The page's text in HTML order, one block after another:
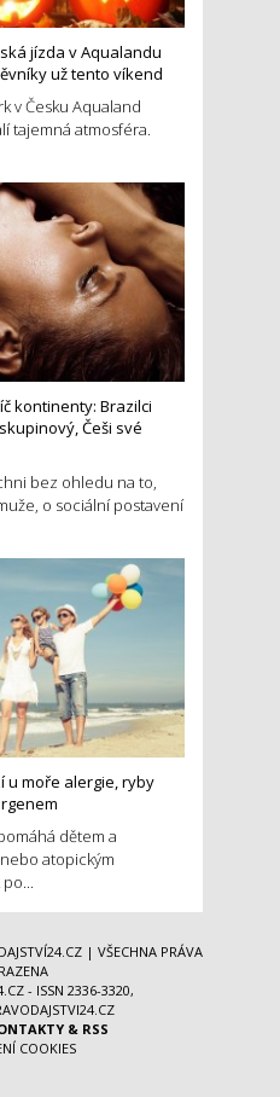
jízda v Aqualandu
už tento víkend
v Česku Aqualand
tajemná atmosféra.
kontinenty: Brazilci
Češi své
bez ohledu na to,
o sociální postavení
u moře alergie, ryby
dětem a
atopickým
| VŠECHNA PRÁVA
- ISSN 2336-3320,
& RSS
COOKIES